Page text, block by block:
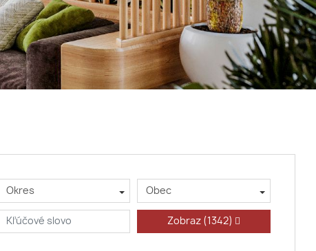
Okres Obec
Zobraz (1342)